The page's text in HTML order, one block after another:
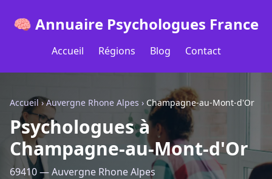
🧠 Annuaire Psychologues France
Accueil Régions Blog Contact
Accueil ›Auvergne Rhone Alpes › Champagne-au-Mont-d'Or
Psychologues à
Champagne-au-Mont-d'Or
69410 — Auvergne Rhone Alpes